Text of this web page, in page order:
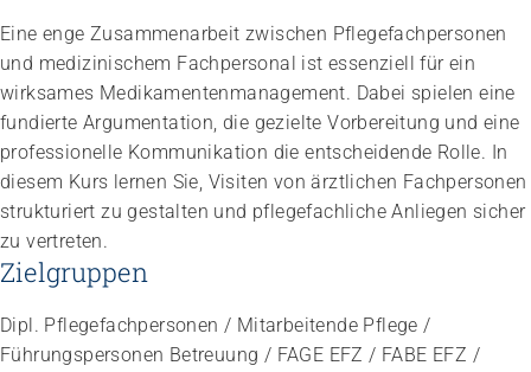
Eine enge Zusammenarbeit zwischen Pflegefachpersonen
und medizinischem Fachpersonal ist essenziell für ein
wirksames Medikamentenmanagement. Dabei spielen eine
fundierte Argumentation, die gezielte Vorbereitung und eine
professionelle Kommunikation die entscheidende Rolle. In
diesem Kurs lernen Sie, Visiten von ärztlichen Fachpersonen
strukturiert zu gestalten und pflegefachliche Anliegen sicher
zu vertreten.
Zielgruppen
Dipl. Pflegefachpersonen / Mitarbeitende Pflege /
Führungspersonen Betreuung / FAGE EFZ / FABE EFZ /